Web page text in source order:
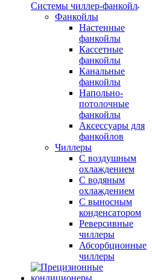
Системы чиллер-фанкойл
Фанкойлы
Настенные
фанкойлы
Кассетные
фанкойлы
Канальные
фанкойлы
Напольно-
потолочные
фанкойлы
Аксессуары для
фанкойлов
Чиллеры
С воздушным
охлаждением
С водяным
охлаждением
С выносным
конденсатором
Реверсивные
чиллеры
Абсорбционные
чиллеры